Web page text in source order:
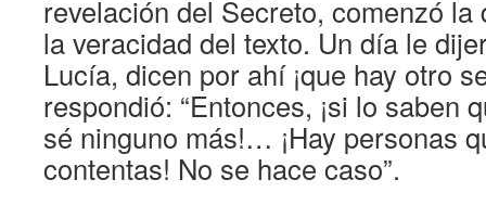
revelación del Secreto, comenzó
la veracidad del texto. Un día le
Lucía, dicen por ahí ¡que hay otro
respondió: “Entonces, ¡si lo saben
sé ninguno más!… ¡Hay personas
contentas! No se hace caso”.